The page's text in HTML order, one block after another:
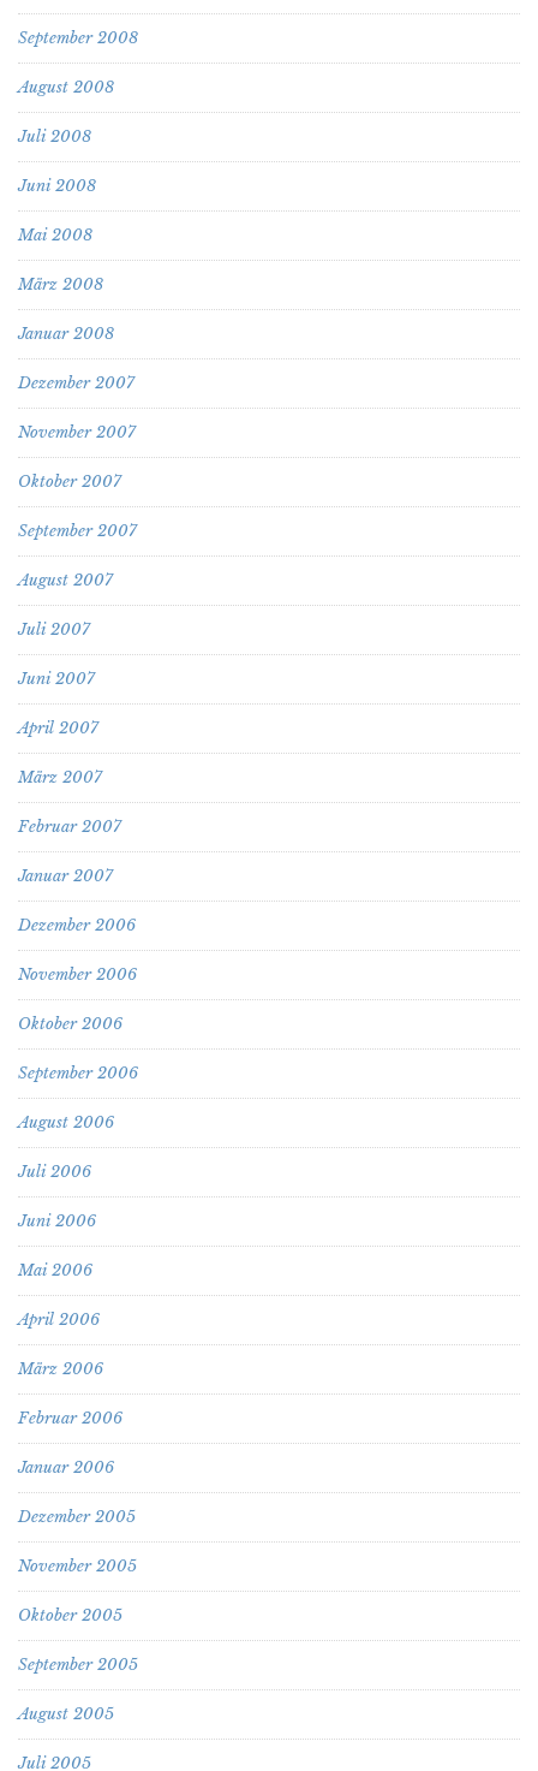
September 2008
August 2008
Juli 2008
Juni 2008
Mai 2008
März 2008
Januar 2008
Dezember 2007
November 2007
Oktober 2007
September 2007
August 2007
Juli 2007
Juni 2007
April 2007
März 2007
Februar 2007
Januar 2007
Dezember 2006
November 2006
Oktober 2006
September 2006
August 2006
Juli 2006
Juni 2006
Mai 2006
April 2006
März 2006
Februar 2006
Januar 2006
Dezember 2005
November 2005
Oktober 2005
September 2005
August 2005
Juli 2005